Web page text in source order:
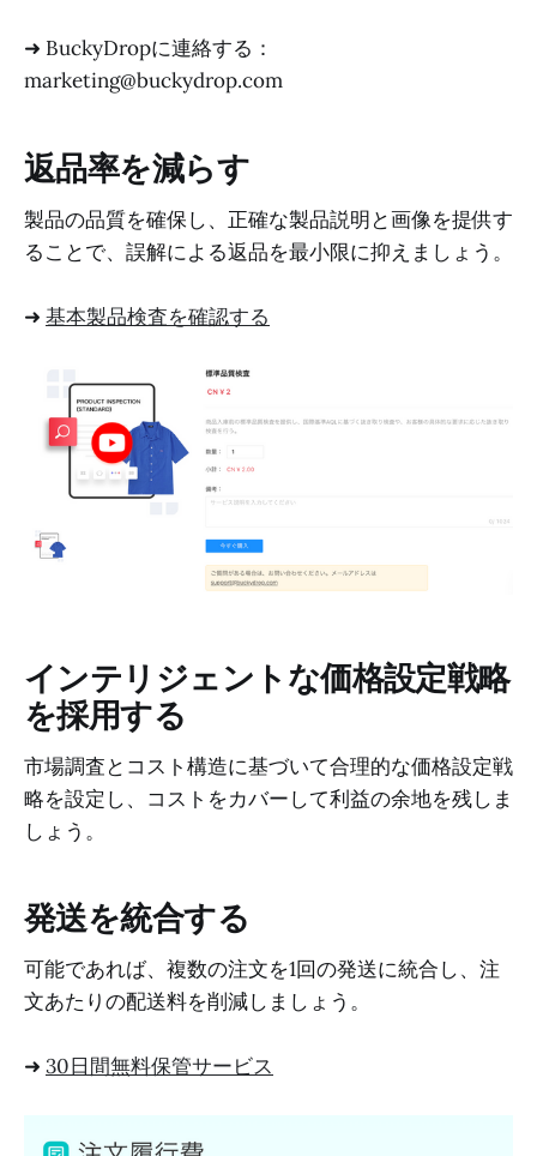
➜ BuckyDropに連絡する：
marketing@buckydrop.com
返品率を減らす
製品の品質を確保し、正確な製品説明と画像を提供す
ることで、誤解による返品を最小限に抑えましょう。
➜ 基本製品検査を確認する
インテリジェントな価格設定戦略
を採用する
市場調査とコスト構造に基づいて合理的な価格設定戦
略を設定し、コストをカバーして利益の余地を残しま
しょう。
発送を統合する
可能であれば、複数の注文を1回の発送に統合し、注
文あたりの配送料を削減しましょう。
➜ 30日間無料保管サービス